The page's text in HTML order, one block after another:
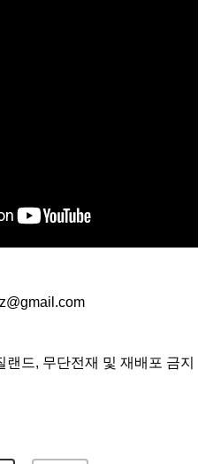
드, 무단전재 및 재배포 금지